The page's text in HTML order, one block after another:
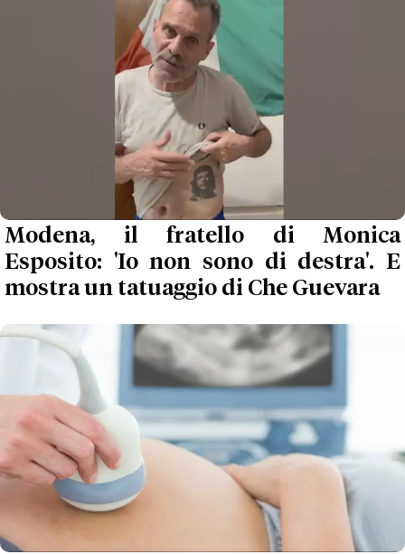
Modena, il fratello di Monica
Esposito: 'Io non sono di destra'. E
mostra un tatuaggio di Che Guevara